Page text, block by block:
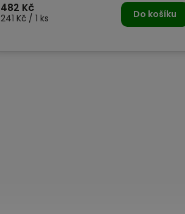
482 Kč
241 Kč / 1 ks Do košíku